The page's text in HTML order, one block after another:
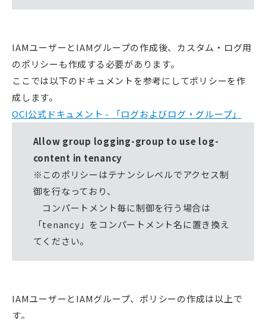
IAMユーザーとIAMグループの作成後、カスタム・ログ用
のポリシーも作成する必要があります。
ここでは以下のドキュメントを参考にしてポリシーを作
成します。
OCI公式ドキュメント - 「ログおよびログ・グループ」
Allow group logging-group to use log-
content in tenancy
※このポリシーはテナンシレベルでアクセス制
御を行なっており、
コンパートメント毎に制御を行う場合は
「tenancy」をコンパートメント名に置き換え
てください。
IAMユーザーとIAMグループ、ポリシーの作成は以上で
す。